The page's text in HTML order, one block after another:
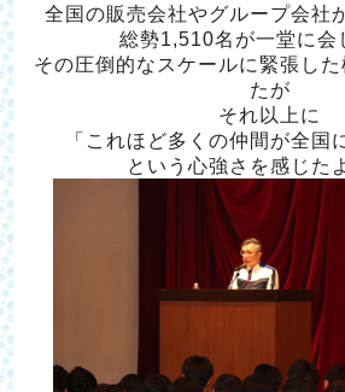
全国の販売会社やグループ会社
総勢1,510名が一堂に会
その圧倒的なスケールに緊張し
たが
それ以上に
「これほど多くの仲間が全国
という心強さを感じた